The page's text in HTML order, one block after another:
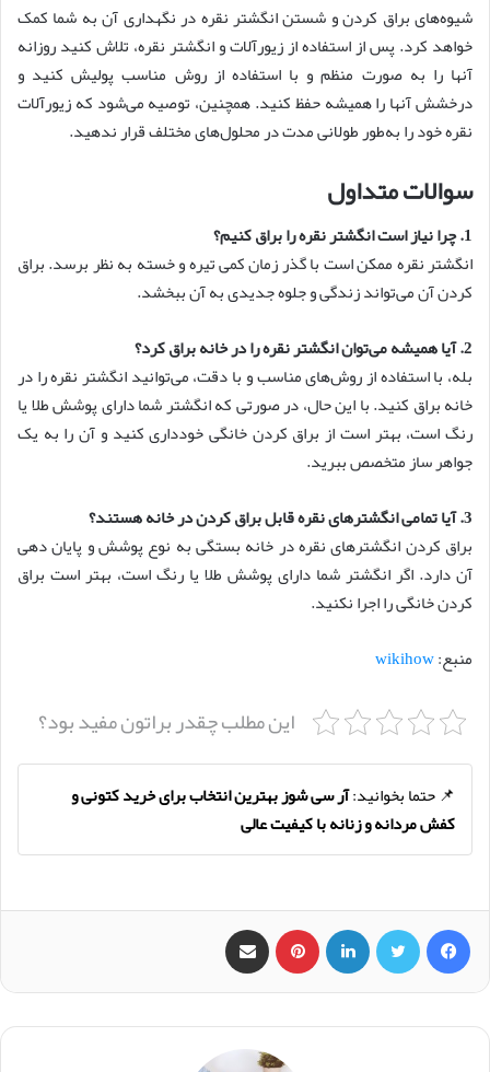
شیوه‌های براق کردن و شستن انگشتر نقره در نگهداری آن به شما کمک
خواهد کرد. پس از استفاده از زیورآلات و انگشتر نقره، تلاش کنید روزانه
آنها را به صورت منظم و با استفاده از روش مناسب پولیش کنید و
درخشش آنها را همیشه حفظ کنید. همچنین، توصیه می‌شود که زیورآلات
نقره خود را به‌طور طولانی مدت در محلول‌های مختلف قرار ندهید.
سوالات متداول
1. چرا نیاز است انگشتر نقره را براق کنیم؟
انگشتر نقره ممکن است با گذر زمان کمی تیره و خسته به نظر برسد. براق
کردن آن می‌تواند زندگی و جلوه جدیدی به آن ببخشد.
2. آیا همیشه می‌توان انگشتر نقره را در خانه براق کرد؟
بله، با استفاده از روش‌های مناسب و با دقت، می‌توانید انگشتر نقره را در
خانه براق کنید. با این حال، در صورتی که انگشتر شما دارای پوشش طلا یا
رنگ است، بهتر است از براق کردن خانگی خودداری کنید و آن را به یک
جواهر ساز متخصص ببرید.
3. آیا تمامی انگشترهای نقره قابل براق کردن در خانه هستند؟
براق کردن انگشترهای نقره در خانه بستگی به نوع پوشش و پایان دهی
آن دارد. اگر انگشتر شما دارای پوشش طلا یا رنگ است، بهتر است براق
کردن خانگی را اجرا نکنید.
منبع:wikihow
این مطلب چقدر براتون مفید بود؟
📌 حتما بخوانید:آر سی شوز بهترین انتخاب برای خرید کتونی و
کفش مردانه و زنانه با کیفیت عالی
‫پین‌ترست